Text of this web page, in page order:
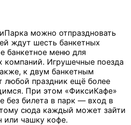
можно отпраздновать
ждут шесть банкетных
банкетное меню для
компаний. Игрушечные поезда
к двум банкетным
любой праздник ещё более
При этом «ФиксиКафе»
без билета в парк — вход в
сюда каждый может зайти
или чашку кофе.